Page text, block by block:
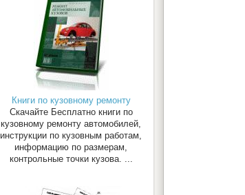
Книги по кузовному ремонту
Скачайте Бесплатно книги по
кузовному ремонту автомобилей,
инструкции по кузовным работам,
информацию по размерам,
контрольные точки кузова. ...